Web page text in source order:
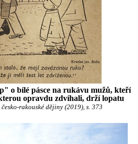
o bílé pásce na rukávu mužů, kteří
opravdu zdvíhali, drží lopatu
česko-rakouské dějiny (2019), s. 373